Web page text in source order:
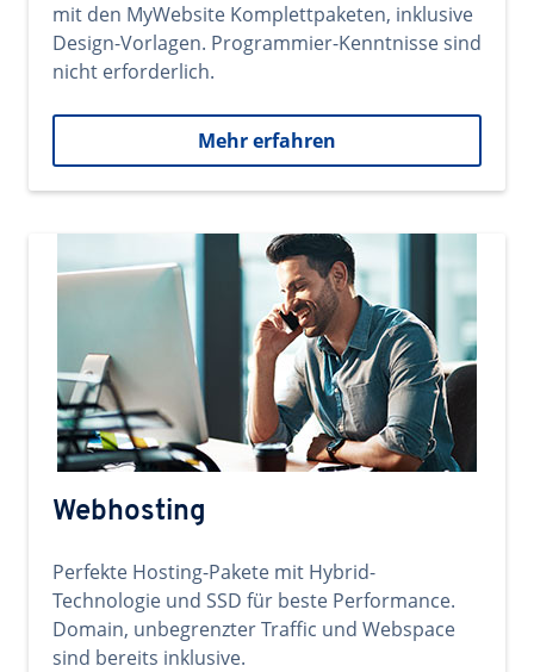
mit den MyWebsite Komplettpaketen, inklusive
Design-Vorlagen. Programmier-Kenntnisse sind
nicht erforderlich.
Mehr erfahren
Webhosting
Perfekte Hosting-Pakete mit Hybrid-
Technologie und SSD für beste Performance.
Domain, unbegrenzter Traffic und Webspace
sind bereits inklusive.